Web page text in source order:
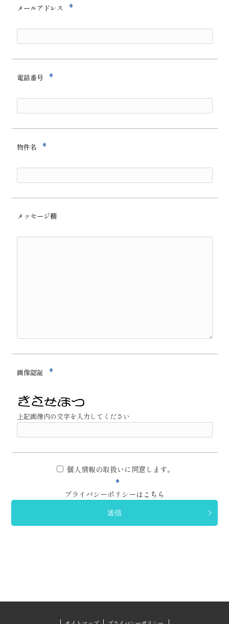
メールアドレス*
電話番号*
物件名*
メッセージ欄
画像認証*
上記画像内の文字を入力してください
個人情報の取扱いに同意します。
*
プライバシーポリシーは こちら